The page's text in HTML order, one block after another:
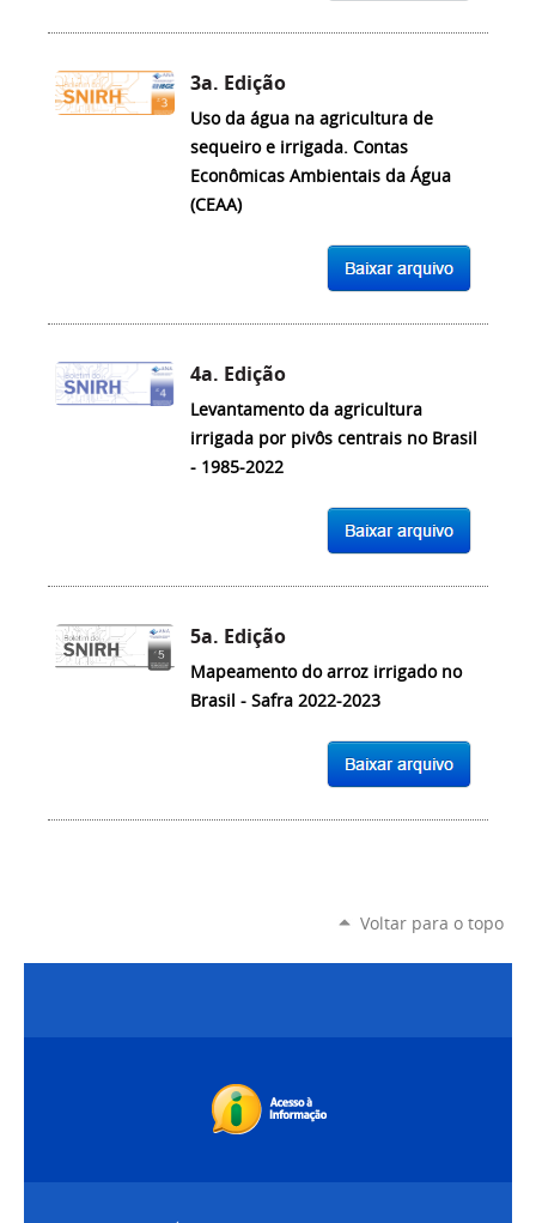
3a. Edição
Uso da água na agricultura de
sequeiro e irrigada. Contas
Econômicas Ambientais da Água
(CEAA)
4a. Edição
Levantamento da agricultura
irrigada por pivôs centrais no Brasil
- 1985-2022
5a. Edição
Mapeamento do arroz irrigado no
Brasil - Safra 2022-2023
Voltar para o topo